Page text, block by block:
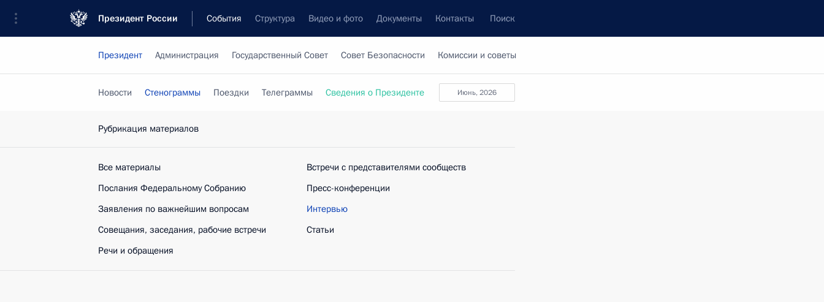
Президент России События Структура Видео и фото Документы Контакты Поиск
Президент Администрация Государственный Совет Совет Безопасности Комиссии и советы
июнь, 2026
Новости Стенограммы Поездки Телеграммы Сведения о Президенте
Рубрикация материалов
Все материалы
Послания Федеральному Собранию
Заявления по важнейшим вопросам
Совещания, заседания, рабочие встречи
Речи и обращения
Встречи с представителями сообществ
Пресс-конференции
Интервью
Статьи